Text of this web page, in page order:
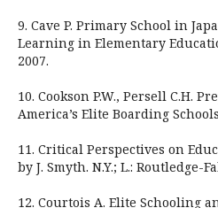
9. Cave P. Primary School in
Learning in Elementary
2007.
10. Cookson P.W., Persell C.H.
America’s Elite Boarding
11. Critical Perspectives on
by J. Smyth. N.Y.; L.: Routledge-
12. Courtois A. Elite Schooling